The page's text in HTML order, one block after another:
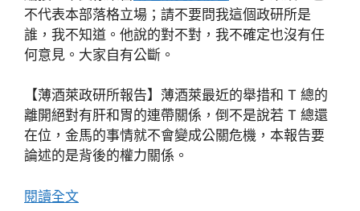
不代表本部落格立場；請不要問我這個政研所是
誰，我不知道。他說的對不對，我不確定也沒有任
何意見。大家自有公斷。
【薄酒萊政研所報告】薄酒萊最近的舉措和 T 總的
離開絕對有肝和胃的連帶關係，倒不是說若 T 總還
在位，金馬的事情就不會變成公關危機，本報告要
論述的是背後的權力關係。
閱讀全文